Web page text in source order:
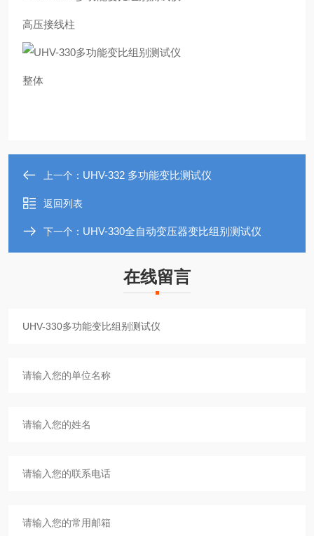
高压接线柱
整体
上一个： UHV-332 多功能变比测试仪
返回列表
下一个： UHV-330全自动变压器变比组别测试仪
在线留言